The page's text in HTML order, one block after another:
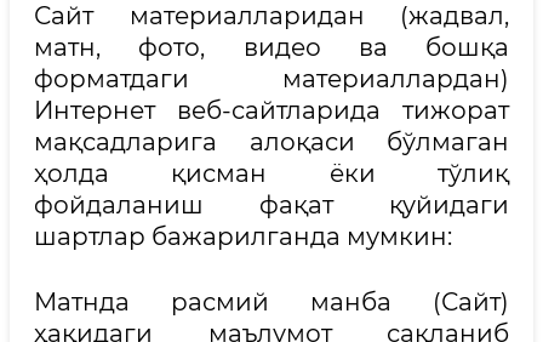
Сайт материалларидан (жадвал,
матн, фото, видео ва бошқа
форматдаги материаллардан)
Интернет веб-сайтларида тижорат
мақсадларига алоқаси бўлмаган
ҳолда қисман ёки тўлиқ
фойдаланиш фақат қуйидаги
шартлар бажарилганда мумкин:
Матнда расмий манба (Сайт)
ҳақидаги маълумот сақланиб